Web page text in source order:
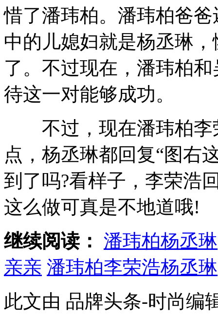
惜了潘玮柏。潘玮柏爸
中的儿媳妇就是杨丞琳
了。不过现在，潘玮柏
待这一对能够成功。
不过，现在潘玮柏李
点，杨丞琳都回复“图右
到了吗?看样子，李荣浩
这么做可真是不地道哦!
继续阅读： 潘玮柏杨丞琳
亲亲 潘玮柏李荣浩杨丞琳
此文由 品牌头条-时尚编